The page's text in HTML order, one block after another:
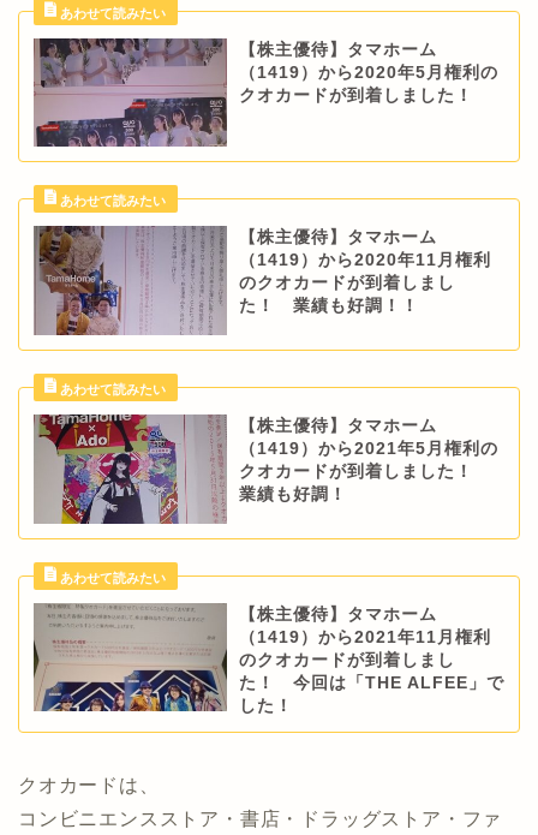
【株主優待】タマホーム
（1419）から2020年5月権利の
クオカードが到着しました！
【株主優待】タマホーム
（1419）から2020年11月権利
のクオカードが到着しまし
た！ 業績も好調！！
【株主優待】タマホーム
（1419）から2021年5月権利の
クオカードが到着しました！
業績も好調！
【株主優待】タマホーム
（1419）から2021年11月権利
のクオカードが到着しまし
た！ 今回は「THE ALFEE」で
した！
クオカードは、
コンビニエンスストア・書店・ドラッグストア・ファ